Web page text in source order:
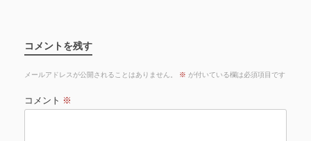
コメントを残す
メールアドレスが公開されることはありません。 ※ が付いている欄は必須項目です
コメント ※